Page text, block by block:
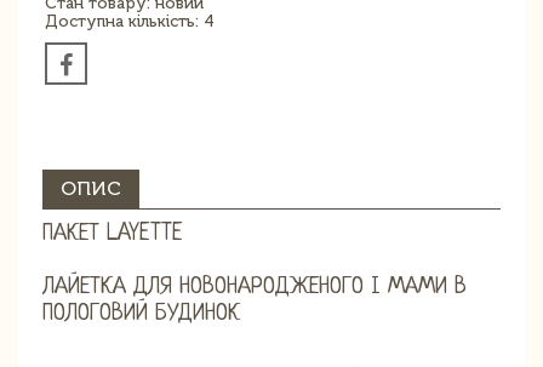
Доступна кількість: 4
ОПИС
ПАКЕТ LAYETTE
ЛАЙЕТКА ДЛЯ НОВОНАРОДЖЕНОГО І МАМИ В
ПОЛОГОВИЙ БУДИНОК